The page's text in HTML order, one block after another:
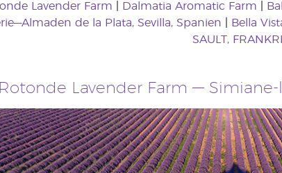
Lavender Farm Dalmatia Aromatic Farm
de la Plata, Sevilla, Spanien
Bella
SAULT,
Lavender Farm —